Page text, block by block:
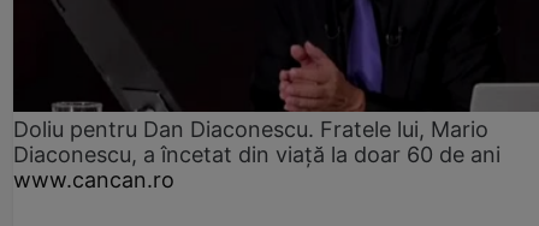
Doliu pentru Dan Diaconescu. Fratele lui, Mario
Diaconescu, a încetat din viață la doar 60 de ani
www.cancan.ro